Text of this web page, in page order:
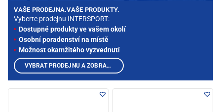
VAŠE PRODEJNA.VAŠE PRODUKTY.
Vyberte prodejnu INTERSPORT:
Dostupné produkty ve vašem okolí
Osobní poradenství na místě
Možnost okamžitého vyzvednutí
VYBRAT PRODEJNU A ZOBRAZIT PRODUKTY